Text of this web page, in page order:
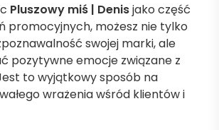
Pluszowy miś | Denisjako część
promocyjnych, możesz nie tylko
swojej marki, ale
pozytywne emocje związane z
to wyjątkowy sposób na
wrażenia wśród klientów i